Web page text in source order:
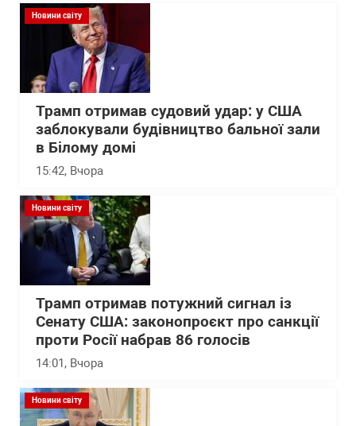
Новини світу
Трамп отримав судовий удар: у США
заблокували будівництво бальної зали
в Білому домі
15:42, Вчора
Новини світу
Трамп отримав потужний сигнал із
Сенату США: законопроєкт про санкції
проти Росії набрав 86 голосів
14:01, Вчора
Новини світу